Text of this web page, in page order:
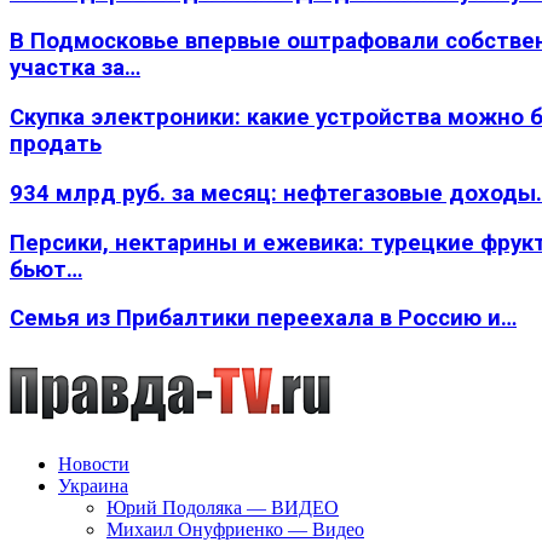
В Подмосковье впервые оштрафовали
участка за…
Скупка электроники: какие устройства можно
продать
934 млрд руб. за месяц: нефтегазовые
Персики, нектарины и ежевика: турецкие
бьют…
Семья из Прибалтики переехала в Россию и…
Новости
Украина
Юрий Подоляка — ВИДЕО
Михаил Онуфриенко — Видео